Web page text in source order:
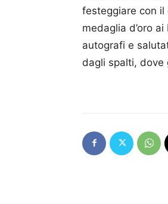
festeggiare con il
medaglia d’oro
autografi e
dagli spalti, dove